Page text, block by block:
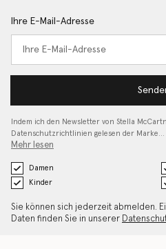
Ihre E-Mail-Adresse
Indem ich den Newsletter von Stella
Datenschutzrichtlinien gelesen der Marke…
Mehr lesen
Damen
Kinder
Sie können sich jederzeit abmelden.
Daten finden Sie in unserer